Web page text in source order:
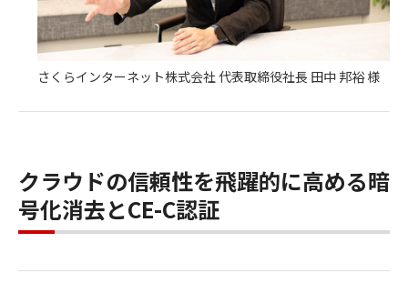
さくらインターネット株式会社 代表取締役社長 田中 邦裕 様
クラウドの信頼性を飛躍的に高める暗
号化消去とCE-C認証